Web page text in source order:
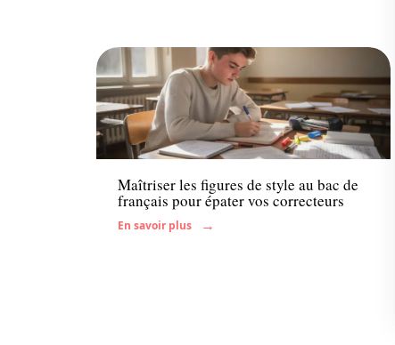
Enfant
Maîtriser les figures de style au bac de
français pour épater vos correcteurs
En savoir plus